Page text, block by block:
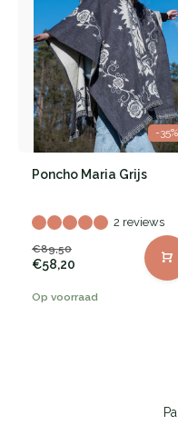
-35%
Poncho Maria Grijs
2 reviews
€89,50
€58,20
Op voorraad